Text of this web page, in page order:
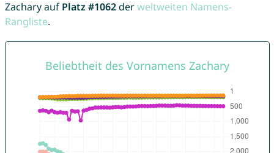
Zachary auf Platz #1062derweltweiten Namens-
Rangliste.